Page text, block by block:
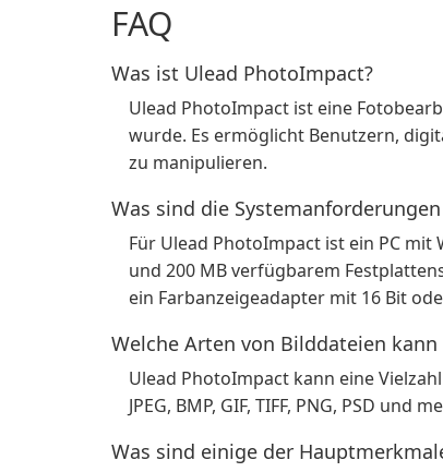
FAQ
Was ist Ulead PhotoImpact?
Ulead PhotoImpact ist eine
wurde. Es ermöglicht Benutzern,
zu manipulieren.
Was sind die
Für Ulead PhotoImpact ist ein PC mit
und 200 MB verfügbarem
ein Farbanzeigeadapter mit 16 Bit
Welche Arten von Bilddateien
Ulead PhotoImpact kann eine
JPEG, BMP, GIF, TIFF, PNG, PSD und
Was sind einige der